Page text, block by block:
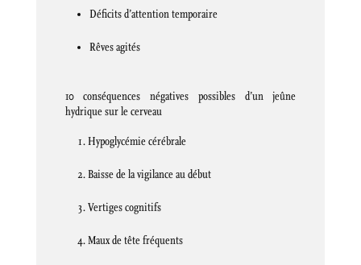
Déficits d’attention temporaire
Rêves agités
10 conséquences négatives possibles d’un jeûne
hydrique sur le cerveau
Hypoglycémie cérébrale
Baisse de la vigilance au début
Vertiges cognitifs
Maux de tête fréquents